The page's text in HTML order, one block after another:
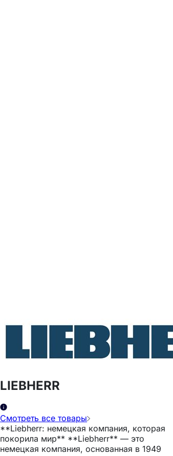
LIEBHERR
Смотреть все товары
**Liebherr: немецкая компания, которая
покорила мир** **Liebherr** — это
немецкая компания, основанная в 1949